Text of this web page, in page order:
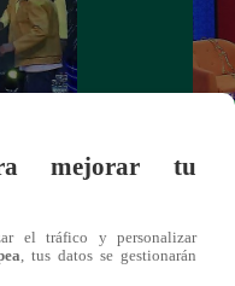
de añomejorar tu
el tráfico y personalizar
, tus datos se gestionarán